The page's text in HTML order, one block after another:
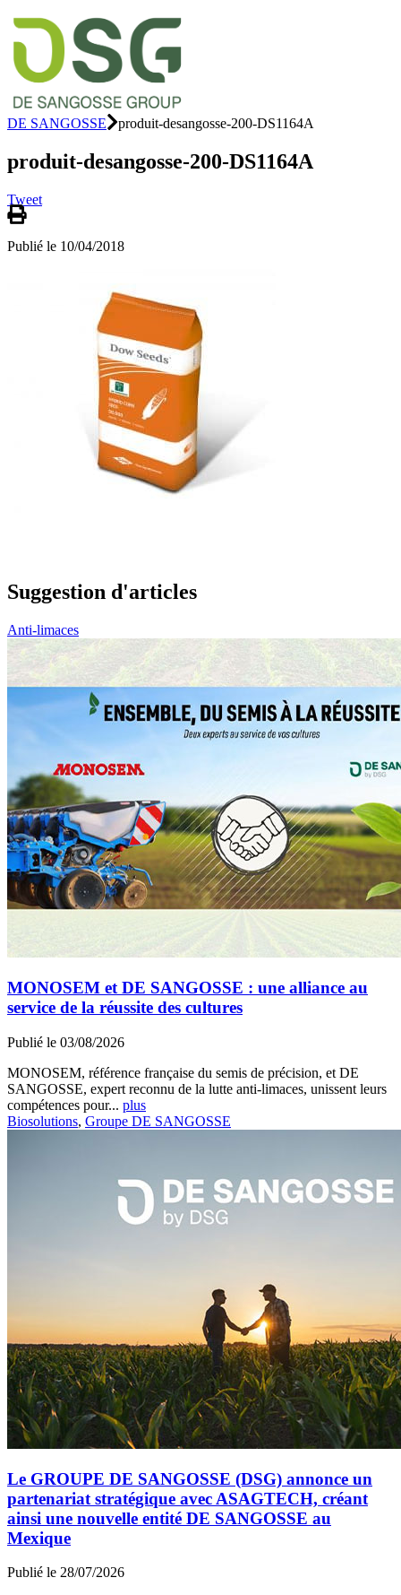
DE SANGOSSE produit-desangosse-200-DS1164A
produit-desangosse-200-DS1164A
Tweet
Publié le 10/04/2018
Suggestion d'articles
Anti-limaces
MONOSEM et DE SANGOSSE : une alliance au
service de la réussite des cultures
Publié le 03/08/2026
MONOSEM, référence française du semis de précision, et DE
SANGOSSE, expert reconnu de la lutte anti-limaces, unissent leurs
compétences pour... plus
Biosolutions, Groupe DE SANGOSSE
Le GROUPE DE SANGOSSE (DSG) annonce un
partenariat stratégique avec ASAGTECH, créant
ainsi une nouvelle entité DE SANGOSSE au
Mexique
Publié le 28/07/2026